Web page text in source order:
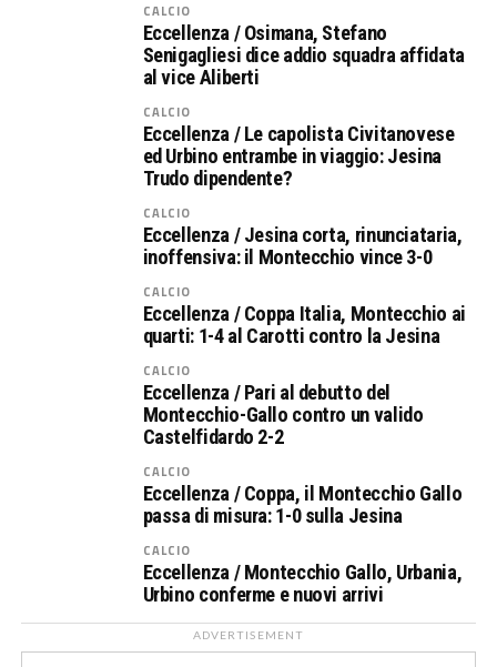
CALCIO
Eccellenza / Osimana, Stefano
Senigagliesi dice addio squadra affidata
al vice Aliberti
CALCIO
Eccellenza / Le capolista Civitanovese
ed Urbino entrambe in viaggio: Jesina
Trudo dipendente?
CALCIO
Eccellenza / Jesina corta, rinunciataria,
inoffensiva: il Montecchio vince 3-0
CALCIO
Eccellenza / Coppa Italia, Montecchio ai
quarti: 1-4 al Carotti contro la Jesina
CALCIO
Eccellenza / Pari al debutto del
Montecchio-Gallo contro un valido
Castelfidardo 2-2
CALCIO
Eccellenza / Coppa, il Montecchio Gallo
passa di misura: 1-0 sulla Jesina
CALCIO
Eccellenza / Montecchio Gallo, Urbania,
Urbino conferme e nuovi arrivi
ADVERTISEMENT